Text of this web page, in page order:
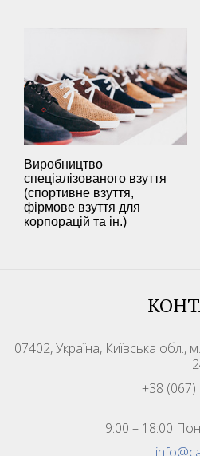
Виробництво
спеціалізованого взуття
(спортивне взуття,
фірмове взуття для
корпорацій та ін.)
07402, Україна, Київська
+38 (067)
9:00 – 18:00